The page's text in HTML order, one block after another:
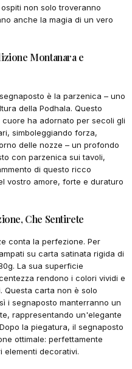
non solo troveranno
anche la magia di un vero
Montanara e
è la parzenica – uno
della Podhala. Questo
ha adornato per secoli gli
simboleggiando forza,
delle nozze – un profondo
con parzenica sui tavoli,
di questo ricco
vostro amore, forte e duraturo
Che Sentirete
conta la perfezione. Per
su carta satinata rigida di
La sua superficie
rendono i colori vividi e
Questa carta non è solo
i segnaposto manterranno un
rappresentando un'elegante
la piegatura, il segnaposto
ottimale: perfettamente
elementi decorativi.